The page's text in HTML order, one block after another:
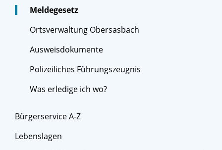
Meldegesetz
Ortsverwaltung Obersasbach
Ausweisdokumente
Polizeiliches Führungszeugnis
Was erledige ich wo?
Bürgerservice A-Z
Lebenslagen